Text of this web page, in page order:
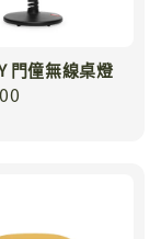
門僮無線桌燈